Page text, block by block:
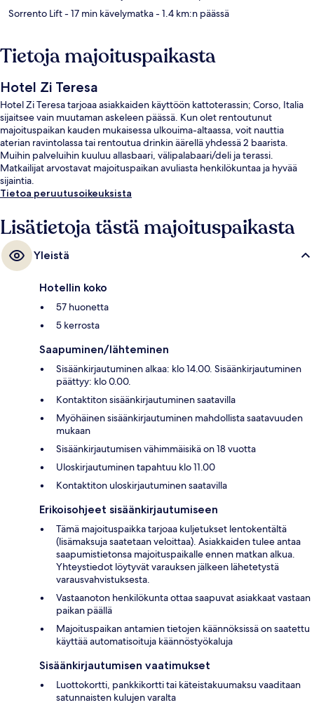
Sorrento Lift- 17 min kävelymatka- 1.4 km:n päässä
Tietoja majoituspaikasta
Hotel Zi Teresa
Hotel Zi Teresa tarjoaa asiakkaiden käyttöön kattoterassin; Corso, Italia
sijaitsee vain muutaman askeleen päässä. Kun olet rentoutunut
majoituspaikan kauden mukaisessa ulkouima-altaassa, voit nauttia
aterian ravintolassa tai rentoutua drinkin äärellä yhdessä 2 baarista.
Muihin palveluihin kuuluu allasbaari, välipalabaari/deli ja terassi.
Matkailijat arvostavat majoituspaikan avuliasta henkilökuntaa ja hyvää
sijaintia.
Tietoa peruutusoikeuksista
Lisätietoja tästä majoituspaikasta
Yleistä
Hotellin koko
57 huonetta
5 kerrosta
Saapuminen/lähteminen
Sisäänkirjautuminen alkaa: klo 14.00. Sisäänkirjautuminen
päättyy: klo 0.00.
Kontaktiton sisäänkirjautuminen saatavilla
Myöhäinen sisäänkirjautuminen mahdollista saatavuuden
mukaan
Sisäänkirjautumisen vähimmäisikä on 18 vuotta
Uloskirjautuminen tapahtuu klo 11.00
Kontaktiton uloskirjautuminen saatavilla
Erikoisohjeet sisäänkirjautumiseen
Tämä majoituspaikka tarjoaa kuljetukset lentokentältä
(lisämaksuja saatetaan veloittaa). Asiakkaiden tulee antaa
saapumistietonsa majoituspaikalle ennen matkan alkua.
Yhteystiedot löytyvät varauksen jälkeen lähetetystä
varausvahvistuksesta.
Vastaanoton henkilökunta ottaa saapuvat asiakkaat vastaan
paikan päällä
Majoituspaikan antamien tietojen käännöksissä on saatettu
käyttää automatisoituja käännöstyökaluja
Sisäänkirjautumisen vaatimukset
Luottokortti, pankkikortti tai käteistakuumaksu vaaditaan
satunnaisten kulujen varalta